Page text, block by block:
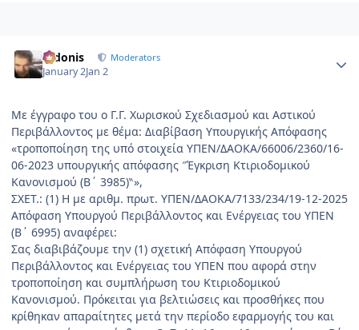
Didonis Moderators
January 2Jan 2
Με έγγραφο του ο Γ.Γ. Χωρισκού Σχεδιασμού και Αστικού
Περιβάλλοντος με θέμα: Διαβίβαση Υπουργικής Απόφασης
«τροποποίηση της υπό στοιχεία ΥΠΕΝ/ΔΑΟΚΑ/66006/2360/16-
06-2023 υπουργικής απόφασης ″Έγκριση Κτιριοδομικού
Κανονισμού (Β΄ 3985)‶»,
ΣΧΕΤ.: (1) Η με αριθμ. πρωτ. ΥΠΕΝ/ΔΑΟΚΑ/7133/234/19-12-2025
Απόφαση Υπουργού Περιβάλλοντος και Ενέργειας του ΥΠΕΝ
(Β΄ 6995) αναφέρει:
Σας διαβιβάζουμε την (1) σχετική Απόφαση Υπουργού
Περιβάλλοντος και Ενέργειας του ΥΠΕΝ που αφορά στην
τροποποίηση και συμπλήρωση του Κτιριοδομικού
Κανονισμού. Πρόκειται για βελτιώσεις και προσθήκες που
κρίθηκαν απαραίτητες μετά την περίοδο εφαρμογής του και